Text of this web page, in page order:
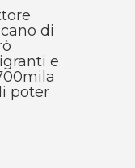
di
e
poter